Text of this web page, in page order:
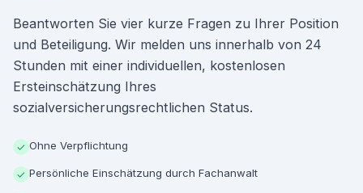
Beantworten Sie vier kurze Fragen zu Ihrer Position
und Beteiligung. Wir melden uns innerhalb von 24
Stunden mit einer individuellen, kostenlosen
Ersteinschätzung Ihres
sozialversicherungsrechtlichen Status.
✓ Ohne Verpflichtung
✓ Persönliche Einschätzung durch Fachanwalt